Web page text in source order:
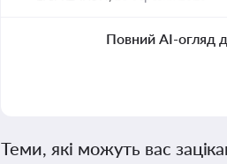
Повний AI-огляд
Теми, які можуть вас